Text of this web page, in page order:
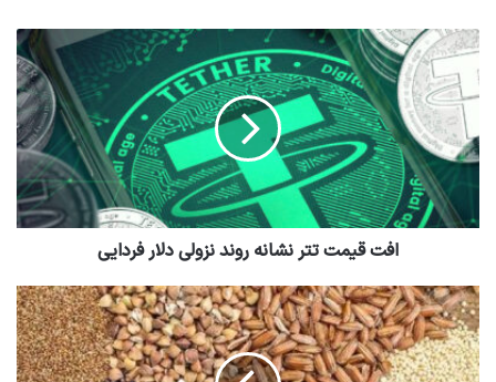
افت قیمت تتر نشانه روند نزولی دلار فردایی